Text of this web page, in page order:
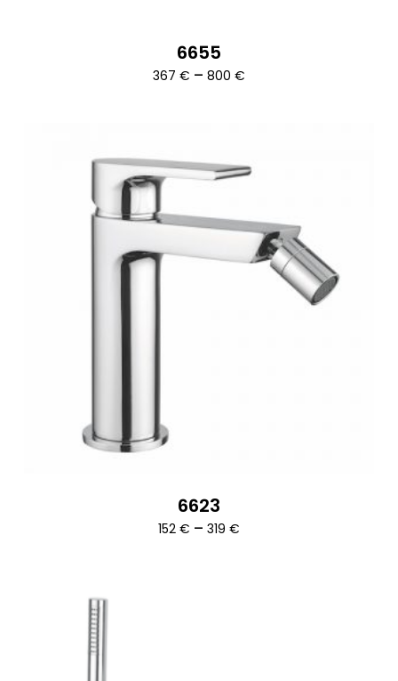
6655
367 € – 800 €Ártartomány:
6623
152 € – 319 €Ártartomány: